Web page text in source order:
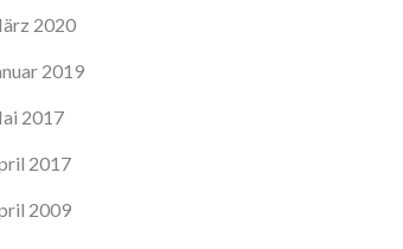
2020
2019
2017
2017
2009